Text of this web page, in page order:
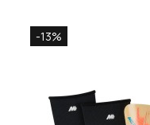
-13%